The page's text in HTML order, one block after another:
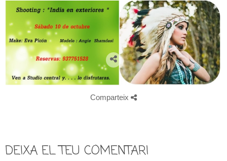
Comparteix
DEIXA EL TEU COMENTARI